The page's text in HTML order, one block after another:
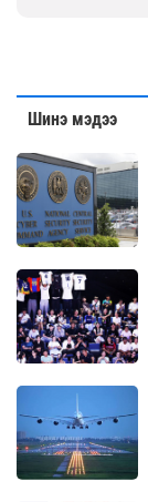
Шинэ мэдээ